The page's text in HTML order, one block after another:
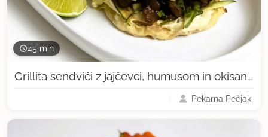
45 min
Grillita sendviči z jajčevci, humusom in okisano kumaro
Pekarna Pečjak